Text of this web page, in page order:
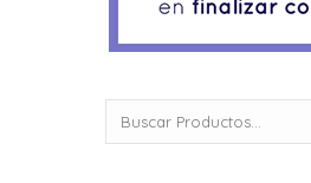
por: